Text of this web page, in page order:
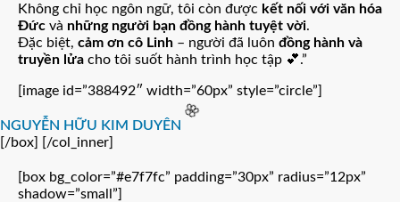
Không chỉ học ngôn ngữ, tôi còn được kết nối với văn hóa
Đức và những người bạn đồng hành tuyệt vời.
Đặc biệt, cảm ơn cô Linh – người đã luôn đồng hành và
truyền lửa cho tôi suốt hành trình học tập 💕.”
[image id=”388492″ width=”60px” style=”circle”]
NGUYỄN HỮU KIM DUYÊN
[/box] [/col_inner]
[box bg_color=”#e7f7fc” padding=”30px” radius=”12px”
shadow=”small”]